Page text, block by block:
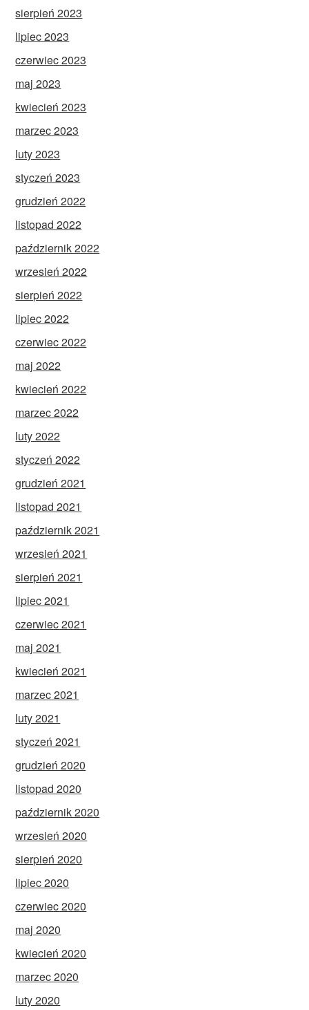
sierpień 2023
lipiec 2023
czerwiec 2023
maj 2023
kwiecień 2023
marzec 2023
luty 2023
styczeń 2023
grudzień 2022
listopad 2022
październik 2022
wrzesień 2022
sierpień 2022
lipiec 2022
czerwiec 2022
maj 2022
kwiecień 2022
marzec 2022
luty 2022
styczeń 2022
grudzień 2021
listopad 2021
październik 2021
wrzesień 2021
sierpień 2021
lipiec 2021
czerwiec 2021
maj 2021
kwiecień 2021
marzec 2021
luty 2021
styczeń 2021
grudzień 2020
listopad 2020
październik 2020
wrzesień 2020
sierpień 2020
lipiec 2020
czerwiec 2020
maj 2020
kwiecień 2020
marzec 2020
luty 2020